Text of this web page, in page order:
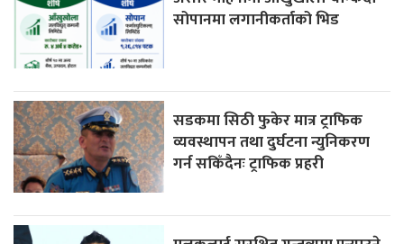
सोपानमा लगानीकर्ताको भिड
सडकमा सिठी फुकेर मात्र ट्राफिक
व्यवस्थापन तथा दुर्घटना न्युनिकरण
गर्न सकिँदैनः ट्राफिक प्रहरी